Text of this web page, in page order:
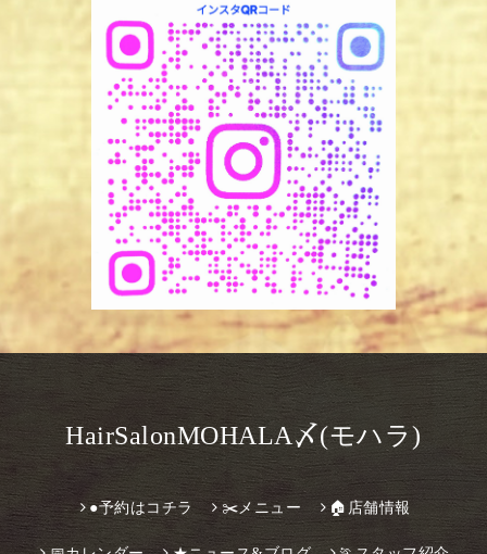
HairSalonMOHALA〆(モハラ)
●予約はコチラ ✂️メニュー 🏠店舗情報